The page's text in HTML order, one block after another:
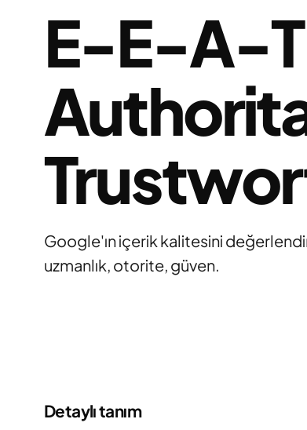
E-E-A-
Google'ın içerik kalitesini
uzmanlık, otorite, güven.
Detaylı tanım